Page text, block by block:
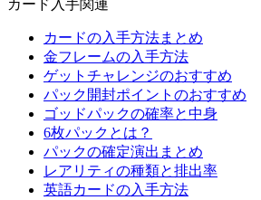
カード入手関連
カードの入手方法まとめ
金フレームの入手方法
ゲットチャレンジのおすすめ
パック開封ポイントのおすすめ
ゴッドパックの確率と中身
6枚パックとは？
パックの確定演出まとめ
レアリティの種類と排出率
英語カードの入手方法